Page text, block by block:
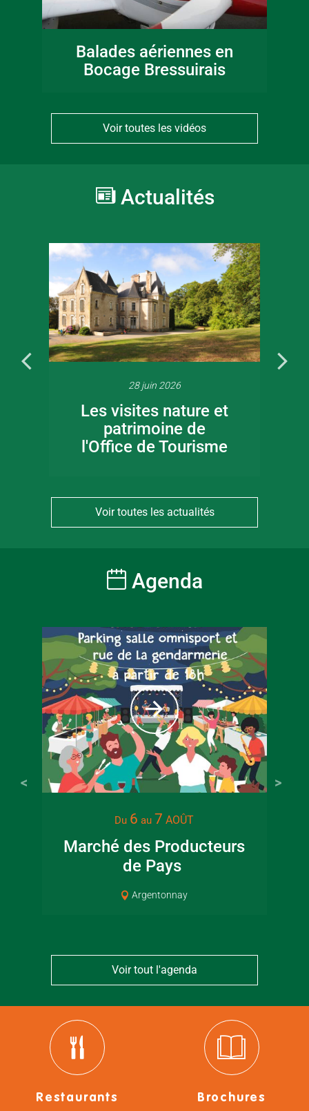
Balades aériennes en
Bocage Bressuirais
Voir toutes les vidéos
Actualités
28 juin 2026
Les visites nature et
patrimoine de
l'Office de Tourisme
Voir toutes les actualités
Agenda
Du 6 au 7 AOÛT
Marché des Producteurs
de Pays
Argentonnay
Voir tout l'agenda
Restaurants Brochures